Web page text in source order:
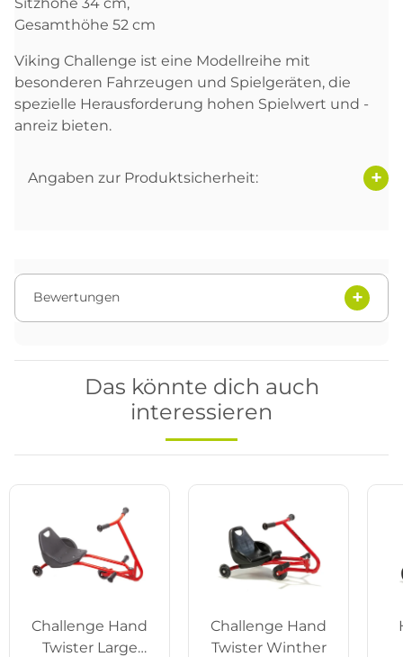
Gesamthöhe 52 cm
Viking Challenge ist eine Modellreihe mit
besonderen Fahrzeugen und Spielgeräten, die
spezielle Herausforderung hohen Spielwert und -
anreiz bieten.
Angaben zur Produktsicherheit:
Bewertungen
Das könnte dich auch
interessieren
Challenge Hand
Twister Large
Challenge Hand
Twister Winther